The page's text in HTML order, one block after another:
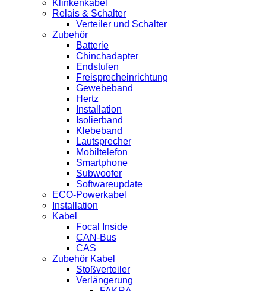
Klinkenkabel
Relais & Schalter
Verteiler und Schalter
Zubehör
Batterie
Chinchadapter
Endstufen
Freisprecheinrichtung
Gewebeband
Hertz
Installation
Isolierband
Klebeband
Lautsprecher
Mobiltelefon
Smartphone
Subwoofer
Softwareupdate
ECO-Powerkabel
Installation
Kabel
Focal Inside
CAN-Bus
CAS
Zubehör Kabel
Stoßverteiler
Verlängerung